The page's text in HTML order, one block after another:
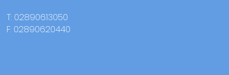
T: 02890613050
F: 02890620440